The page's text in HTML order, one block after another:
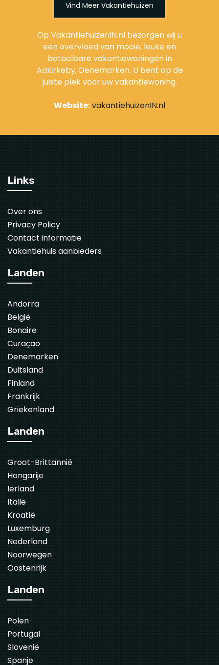
Vind Meer Vakantiehuizen
Op VakantiehuizenIN.nl bezorgen wij u
een overvloed van mooie, leuke en
betaalbare vakantiewoningen in
Aakirkeby, Denemarken. U bent op de
juiste plek voor uw vakantiewoning.
Website:vakantiehuizenIN.nl
Links
Over ons
Privacy Policy
Contact informatie
Vakantiehuis aanbieders
Landen
Andorra
België
Bonaire
Curaçao
Denemarken
Duitsland
Finland
Frankrijk
Griekenland
Landen
Groot-Brittannië
Hongarije
Ierland
Italië
Kroatië
Luxemburg
Nederland
Noorwegen
Oostenrijk
Landen
Polen
Portugal
Slovenië
Spanje